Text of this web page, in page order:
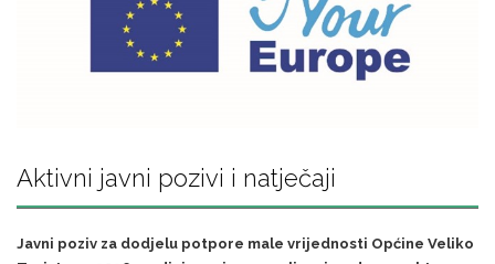
Aktivni javni pozivi i natječaji
Javni poziv za dodjelu potpore male vrijednosti Općine Veliko